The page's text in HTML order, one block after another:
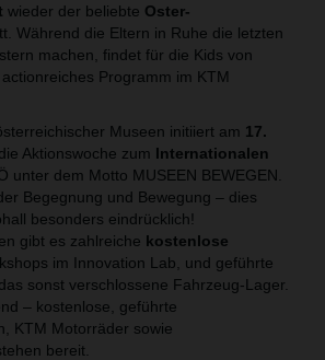
wieder der beliebte Oster-
Während die Eltern in Ruhe die letzten
machen, findet für die Kids von
Programm im KTM
Museen initiiert am 17.
die Aktionswoche zum Internationalen
unter dem Motto MUSEEN BEWEGEN.
Begegnung und Bewegung – dies
besonders eindrücklich!
gibt es zahlreiche kostenlose
im Innovation Lab, und geführte
sonst verschlossene Fahrzeug-Lager.
– kostenlose, geführte
KTM Motorräder sowie
bereit.